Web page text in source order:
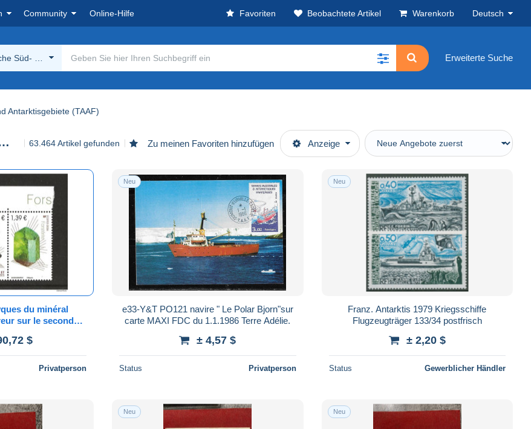
Community Online-Hilfe Favoriten Beobachtete Artikel Warenkorb Deutsch
Süd- und Antarktisgebiete (TAAF) Erweiterte Suche
Antarktisgebiete (TAAF)
und Antarktisgebiete (TAAF) 63.464 Artikel gefunden Zu meinen Favoriten hinzufügen Anzeige
sur le second
$
Privatperson
Neu
e33-Y&T PO121 navire " Le Polar Bjorn"sur
carte MAXI FDC du 1.1.1986 Terre Adélie.
± 4,57 $
Status Privatperson
Neu
Franz. Antarktis 1979 Kriegsschiffe
Flugzeugträger 133/34 postfrisch
± 2,20 $
Status Gewerblicher Händler
Neu Neu